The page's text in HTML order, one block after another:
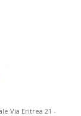
Via Eritrea 21 -